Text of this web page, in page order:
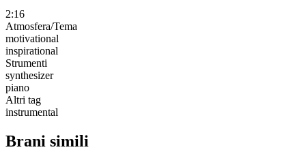
2:16
Atmosfera/Tema
motivational
inspirational
Strumenti
synthesizer
piano
Altri tag
instrumental
Brani simili